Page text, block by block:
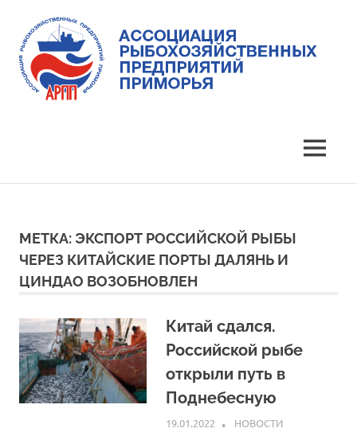
content
Приморья
MENU
МЕТКА: ЭКСПОРТ РОССИЙСКОЙ РЫБЫ
ЧЕРЕЗ КИТАЙСКИЕ ПОРТЫ ДАЛЯНЬ И
ЦИНДАО ВОЗОБНОВЛЕН
Китай сдался.
Российской рыбе
открыли путь в
Поднебесную
19.01.2022 ARPP
НОВОСТИ